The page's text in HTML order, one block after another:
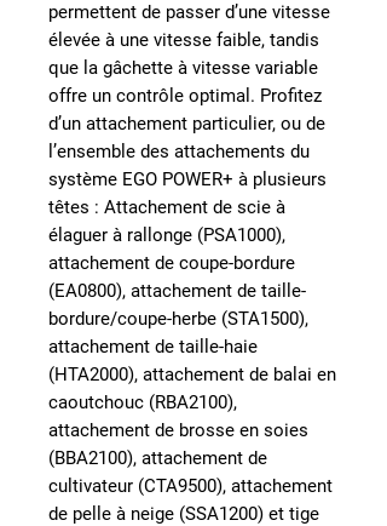
permettent de passer d’une vitesse
élevée à une vitesse faible, tandis
que la gâchette à vitesse variable
offre un contrôle optimal. Profitez
d’un attachement particulier, ou de
l’ensemble des attachements du
système EGO POWER+ à plusieurs
têtes : Attachement de scie à
élaguer à rallonge (PSA1000),
attachement de coupe-bordure
(EA0800), attachement de taille-
bordure/coupe-herbe (STA1500),
attachement de taille-haie
(HTA2000), attachement de balai en
caoutchouc (RBA2100),
attachement de brosse en soies
(BBA2100), attachement de
cultivateur (CTA9500), attachement
de pelle à neige (SSA1200) et tige